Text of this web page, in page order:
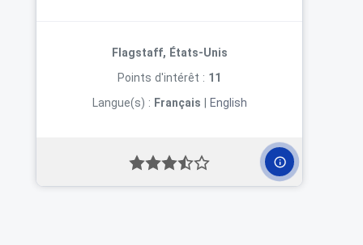
Flagstaff, États-Unis
Points d'intérêt : 11
Langue(s) : Français English